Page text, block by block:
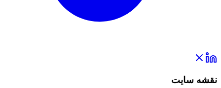
نقشه سایت